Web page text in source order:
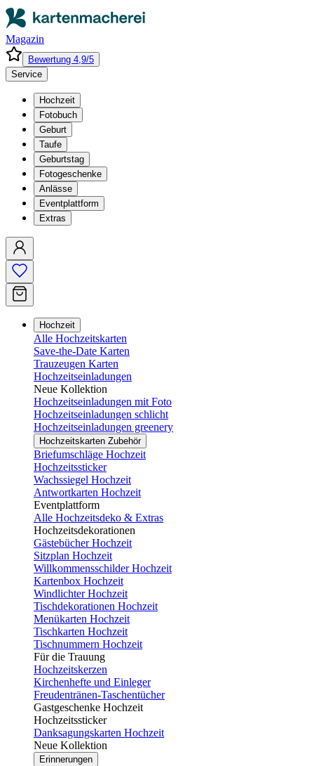
Magazin
Bewertung 4,9/5
Service
Hochzeit
Fotobuch
Geburt
Taufe
Geburtstag
Fotogeschenke
Anlässe
Eventplattform
Extras
Hochzeit
Alle Hochzeitskarten
Save-the-Date Karten
Trauzeugen Karten
Hochzeitseinladungen
Neue Kollektion
Hochzeitseinladungen mit Foto
Hochzeitseinladungen schlicht
Hochzeitseinladungen greenery
Hochzeitskarten Zubehör
Briefumschläge Hochzeit
Hochzeitssticker
Wachssiegel Hochzeit
Antwortkarten Hochzeit
Eventplattform
Alle Hochzeitsdeko & Extras
Hochzeitsdekorationen
Gästebücher Hochzeit
Sitzplan Hochzeit
Willkommensschilder Hochzeit
Kartenbox Hochzeit
Windlichter Hochzeit
Tischdekorationen Hochzeit
Menükarten Hochzeit
Tischkarten Hochzeit
Tischnummern Hochzeit
Für die Trauung
Hochzeitskerzen
Kirchenhefte und Einleger
Freudentränen-Taschentücher
Gastgeschenke Hochzeit
Hochzeitssticker
Danksagungskarten Hochzeit
Neue Kollektion
Erinnerungen